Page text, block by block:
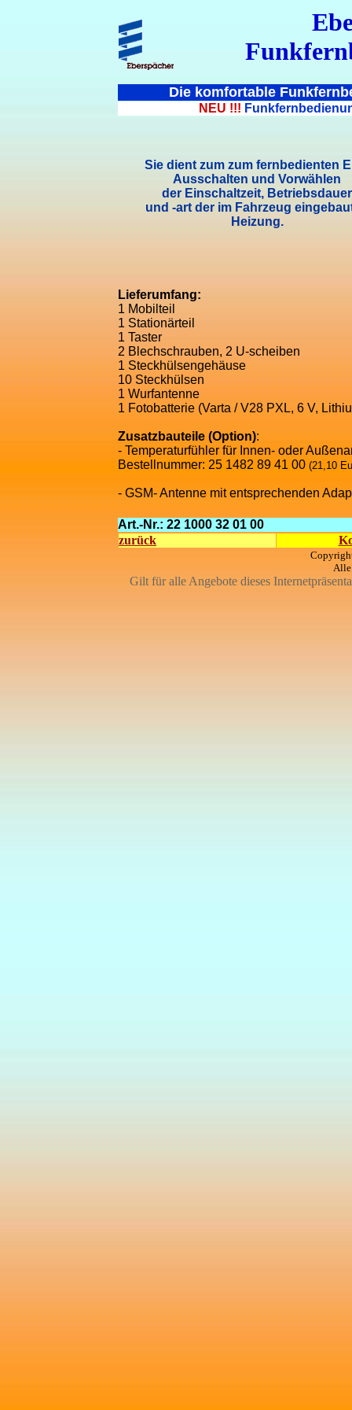
Die komfortable
NEU !!!
Sie dient zum zum fernbedienten
Ausschalten und Vorwählen
der Einschaltzeit, Betriebsdauer
und -art der im Fahrzeug
Heizung.
Lieferumfang:
1 Mobilteil
1 Stationärteil
1 Taster
2 Blechschrauben, 2 U-scheiben
1 Steckhülsengehäuse
10 Steckhülsen
1 Wurfantenne
1 Fotobatterie (Varta / V28 PXL, 6 V,
Zusatzbauteile (Option):
- Temperaturfühler für Innen- oder
Bestellnummer: 25 1482 89 41 00 (21,10
- GSM- Antenne mit entsprechenden
Art.-Nr.: 22 1000 32 01 00
zurück
Alle
Gilt für alle Angebote dieses